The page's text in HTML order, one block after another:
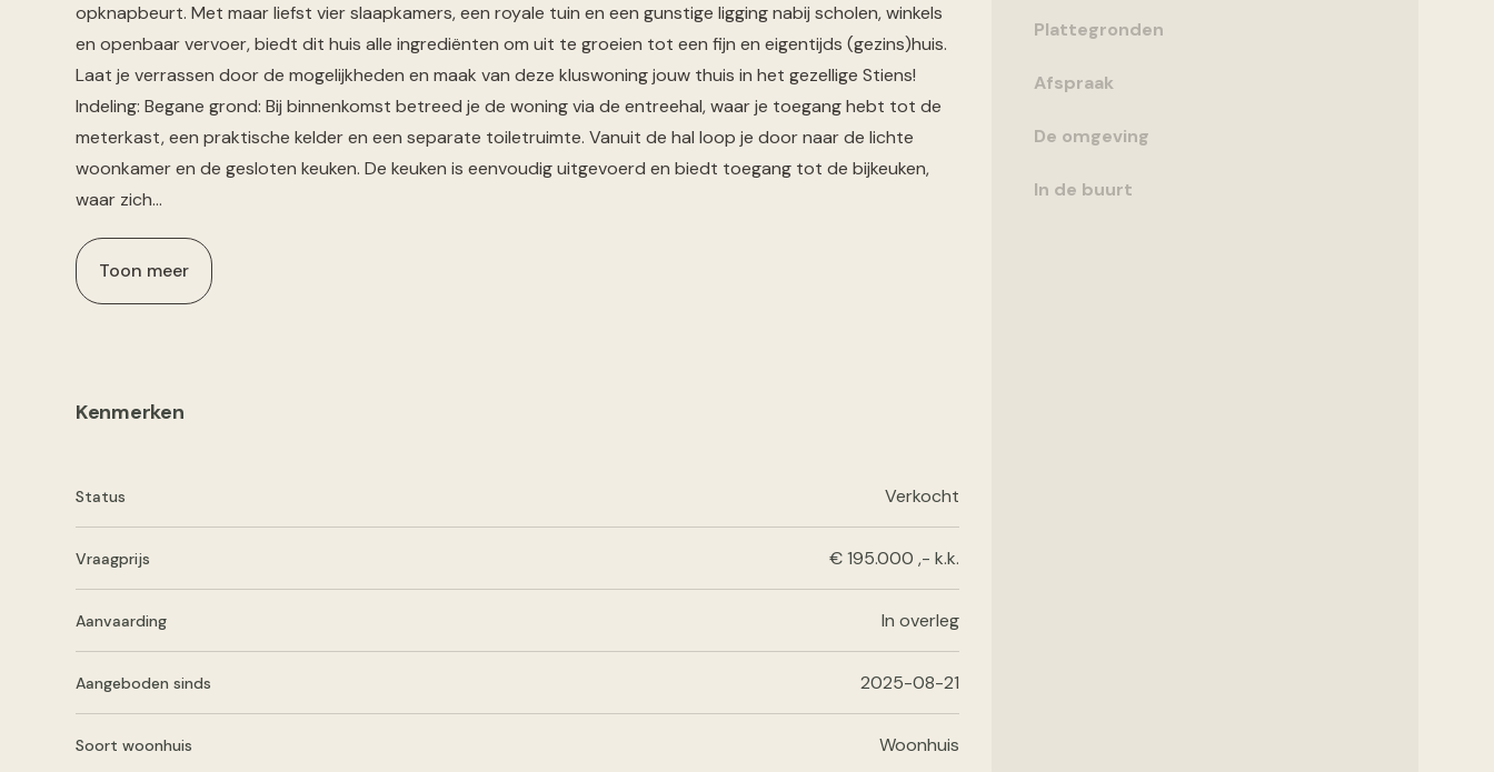
opknapbeurt. Met maar liefst vier slaapkamers, een royale tuin en een gunstige ligging nabij scholen, winkels
en openbaar vervoer, biedt dit huis alle ingrediënten om uit te groeien tot een fijn en eigentijds (gezins)huis.
Laat je verrassen door de mogelijkheden en maak van deze kluswoning jouw thuis in het gezellige Stiens!
Indeling: Begane grond: Bij binnenkomst betreed je de woning via de entreehal, waar je toegang hebt tot de
meterkast, een praktische kelder en een separate toiletruimte. Vanuit de hal loop je door naar de lichte
woonkamer en de gesloten keuken. De keuken is eenvoudig uitgevoerd en biedt toegang tot de bijkeuken,
waar zich…
Toon meer
Kenmerken
Status Verkocht
Vraagprijs € 195.000 ,- k.k.
Aanvaarding In overleg
Aangeboden sinds 2025-08-21
Soort woonhuis Woonhuis
Plattegronden
Afspraak
De omgeving
In de buurt